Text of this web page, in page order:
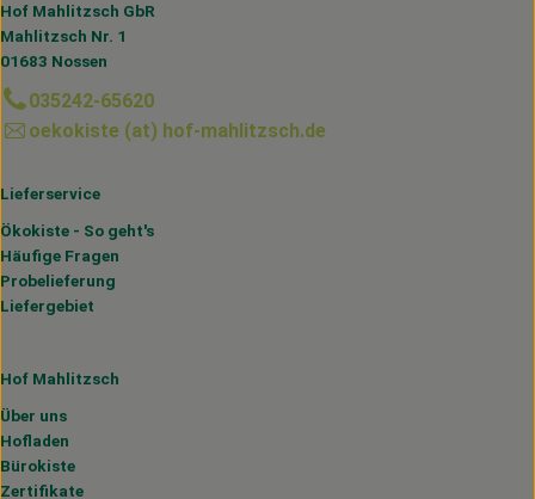
Hof Mahlitzsch GbR
Mahlitzsch Nr. 1
01683 Nossen
035242-65620
oekokiste (at) hof-mahlitzsch.de
Lieferservice
Ökokiste - So geht's
Häufige Fragen
Probelieferung
Liefergebiet
Hof Mahlitzsch
Über uns
Hofladen
Bürokiste
Zertifikate